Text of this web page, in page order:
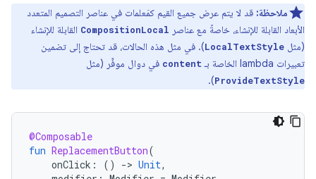
ملاحظة: قد لا يتم عرض جميع القيم كمَعلمات في عناصر التصميم المتعدد
الأبعاد القابلة للإنشاء، خاصةً مع عناصر CompositionLocal القابلة للإنشاء
(مثل LocalTextStyle). في مثل هذه الحالات، قد تحتاج إلى تضمين
تعبيرات lambda الخاصة بـ
content في دوال موفِّر (مثل
ProvideTextStyle
).
@Composable
fun ReplacementButton(
onClick : () -> Unit,